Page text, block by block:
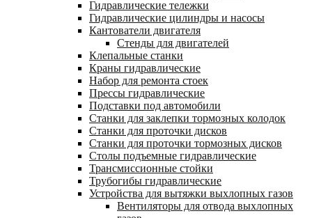
Гидравлические тележки
Гидравлические цилиндры и насосы
Кантователи двигателя
Стенды для двигателей
Клепальные станки
Краны гидравлические
Набор для ремонта стоек
Прессы гидравлические
Подставки под автомобили
Станки для заклепки тормозных колодок
Станки для проточки дисков
Станки для проточки тормозных дисков
Столы подъемные гидравлические
Трансмиссионные стойки
Трубогибы гидравлические
Устройства для вытяжки выхлопных газов
Вентиляторы для отвода выхлопных